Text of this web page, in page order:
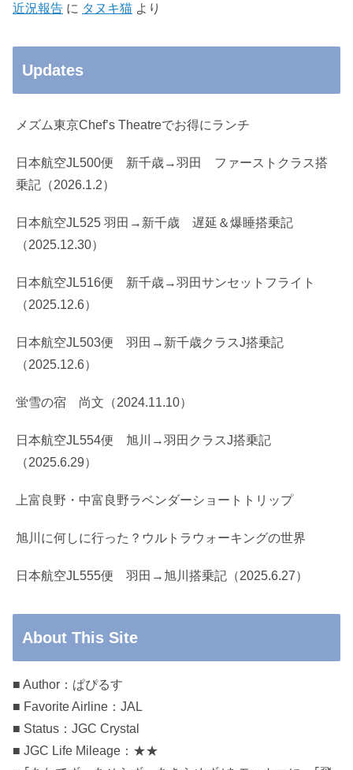
近況報告 に タヌキ猫 より
Updates
メズム東京Chef’s Theatreでお得にランチ
日本航空JL500便 新千歳→羽田 ファーストクラス搭
乗記（2026.1.2）
日本航空JL525 羽田→新千歳 遅延＆爆睡搭乗記
（2025.12.30）
日本航空JL516便 新千歳→羽田サンセットフライト
（2025.12.6）
日本航空JL503便 羽田→新千歳クラスJ搭乗記
（2025.12.6）
蛍雪の宿 尚文（2024.11.10）
日本航空JL554便 旭川→羽田クラスJ搭乗記
（2025.6.29）
上富良野・中富良野ラベンダーショートトリップ
旭川に何しに行った？ウルトラウォーキングの世界
日本航空JL555便 羽田→旭川搭乗記（2025.6.27）
About This Site
■ Author：ぱぴるす
■ Favorite Airline：JAL
■ Status：JGC Crystal
■ JGC Life Mileage：★★